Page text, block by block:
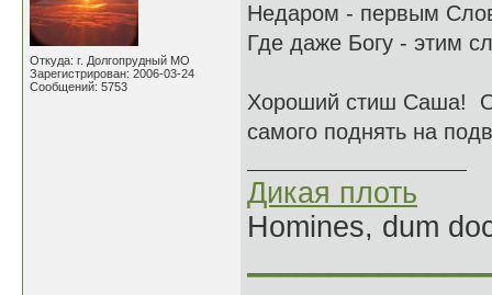
Откуда: г. Долгопрудный МО
Зарегистрирован: 2006-03-24
Сообщений: 5753
Недаром - первым
Где даже Богу - этим
Хороший стиш Саша! О
самого поднять на
Дикая плоть
Homines, dum